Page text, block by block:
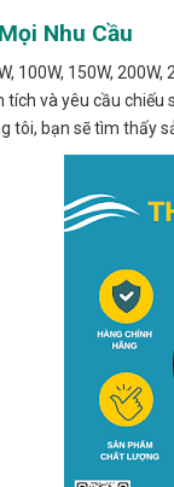
Nhu Cầu
100W, 150W,
và yêu cầu
tôi, bạn sẽ tìm thấy